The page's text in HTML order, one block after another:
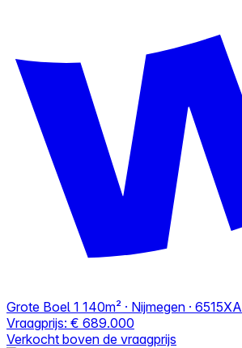
Grote Boel 1 140m² · Nijmegen · 6515XA
Vraagprijs: € 689.000
Verkocht boven de vraagprijs